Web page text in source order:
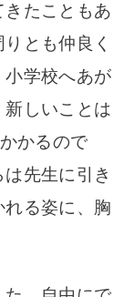
たこともあ
とも仲良く
小学校へあが
新しいことは
かるので
先生に引き
る姿に、胸